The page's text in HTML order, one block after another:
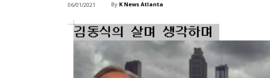
06/01/2021 By K News Atlanta